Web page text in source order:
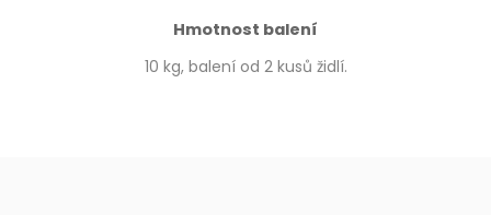
Hmotnost balení
10 kg, balení od 2 kusů židlí.